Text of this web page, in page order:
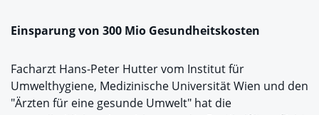
Einsparung von 300 Mio Gesundheitskosten
Facharzt Hans-Peter Hutter vom Institut für
Umwelthygiene, Medizinische Universität Wien und den
"Ärzten für eine gesunde Umwelt" hat die